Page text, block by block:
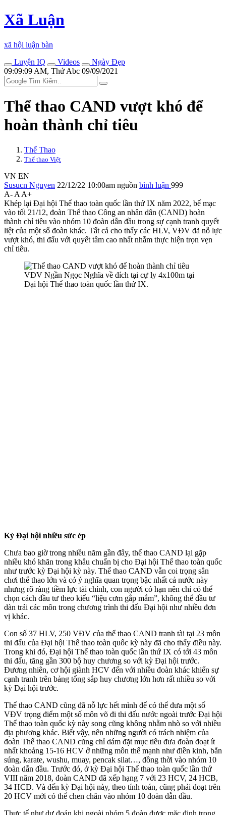
Xã Luận
xã hội luận bàn
Luyện IQ
Videos
Ngày Đẹp
09:09:09 AM, Thứ Abc 09/09/2021
Thể thao CAND vượt khó để
hoàn thành chỉ tiêu
Thể Thao
Thể thao Việt
VN EN
Susucn Nguyen 22/12/22 10:00am nguồn bình luận 999
A- A A+
Khép lại Đại hội Thể thao toàn quốc lần thứ IX năm 2022, bế mạc
vào tối 21/12, đoàn Thể thao Công an nhân dân (CAND) hoàn
thành chỉ tiêu vào nhóm 10 đoàn dẫn đầu trong sự cạnh tranh quyết
liệt của một số đoàn khác. Tất cả cho thấy các HLV, VĐV đã nỗ lực
vượt khó, thi đấu với quyết tâm cao nhất nhằm thực hiện trọn vẹn
chỉ tiêu.
VĐV Ngần Ngọc Nghĩa về đích tại cự ly 4x100m tại
Đại hội Thể thao toàn quốc lần thứ IX.
Kỳ Đại hội nhiều sức ép
Chưa bao giờ trong nhiều năm gần đây, thể thao CAND lại gặp
nhiều khó khăn trong khâu chuẩn bị cho Đại hội Thể thao toàn quốc
như trước kỳ Đại hội kỳ này. Thể thao CAND vẫn coi trọng sân
chơi thể thao lớn và có ý nghĩa quan trọng bậc nhất cả nước này
nhưng rõ ràng tiềm lực tài chính, con người có hạn nên chỉ có thể
chọn cách đầu tư theo kiểu “liệu cơm gắp mắm”, không thể đầu tư
dàn trải các môn trong chương trình thi đấu Đại hội như nhiều đơn
vị khác.
Con số 37 HLV, 250 VĐV của thể thao CAND tranh tài tại 23 môn
thi đấu của Đại hội Thể thao toàn quốc kỳ này đã cho thấy điều này.
Trong khi đó, Đại hội Thể thao toàn quốc lần thứ IX có tới 43 môn
thi đấu, tăng gần 300 bộ huy chương so với kỳ Đại hội trước.
Đương nhiên, cơ hội giành HCV đến với nhiều đoàn khác khiến sự
cạnh tranh trên bảng tổng sắp huy chương lớn hơn rất nhiều so với
kỳ Đại hội trước.
Thể thao CAND cũng đã nỗ lực hết mình để có thể đưa một số
VĐV trọng điểm một số môn võ đi thi đấu nước ngoài trước Đại hội
Thể thao toàn quốc kỳ này song cũng không nhằm nhò so với nhiều
địa phương khác. Biết vậy, nên những người có trách nhiệm của
đoàn Thể thao CAND cũng chỉ dám đặt mục tiêu đưa đoàn đoạt ít
nhất khoảng 15-16 HCV ở những môn thế mạnh như điền kinh, bắn
súng, karate, wushu, muay, pencak silat…, đồng thời vào nhóm 10
đoàn dẫn đầu. Trước đó, ở kỳ Đại hội Thể thao toàn quốc lần thứ
VIII năm 2018, đoàn CAND đã xếp hạng 7 với 23 HCV, 24 HCB,
34 HCĐ. Và đến kỳ Đại hội này, theo tính toán, cũng phải đoạt trên
20 HCV mới có thể chen chân vào nhóm 10 đoàn dẫn đầu.
Thực tế như dự đoán khi ngoài nhóm 5 đoàn được mặc định trong